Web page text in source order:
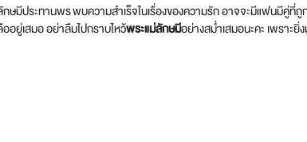
ษมีประทานพร พบความสำเร็จในเรื่องของความรัก อาจจะมีแฟนมีคู่ที่
อยู่เสมอ อย่าลืมไปกราบไหว้พระแม่ลักษมีอย่างสม่ำเสมอนะคะ เพราะ